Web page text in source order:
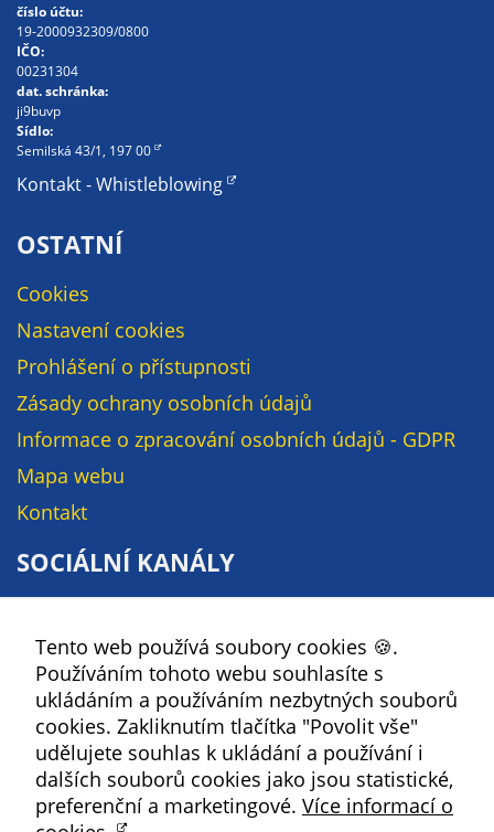
číslo účtu:
19-2000932309/0800
IČO:
00231304
dat. schránka:
ji9buvp
Sídlo:
Semilská 43/1, 197 00
Kontakt - Whistleblowing
OSTATNÍ
Cookies
Nastavení cookies
Prohlášení o přístupnosti
Zásady ochrany osobních údajů
Informace o zpracování osobních údajů - GDPR
Mapa webu
Kontakt
SOCIÁLNÍ KANÁLY
YouTube
Instagram
RSS
Kbely
Tento web používá soubory cookies 🍪.
Používáním tohoto webu souhlasíte s
ukládáním a používáním nezbytných souborů
cookies. Zakliknutím tlačítka "Povolit vše"
udělujete souhlas k ukládání a používání i
dalších souborů cookies jako jsou statistické,
preferenční a marketingové. Více informací o
stránkách, tak na
stránkách třetích
subjektů. Díky
profily. Na základě
není zpravidla
možná
bezprostřední
identifikace Vaší
osoby, protože jsou
používány pouze
pseudonymizované